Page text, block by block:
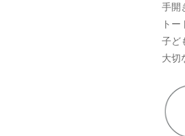
手開
ト
子ど
大切